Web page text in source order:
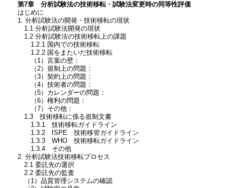
第7章 分析試験法の技術移転・試験法変更時の同等性評価
はじめに
1. 分析試験法の開発・技術移転の現状
1.1 分析試験法開発の現状
1.2 分析試験法の技術移転上の課題
1.2.1 国内での技術移転
1.2.2 国をまたいだ技術移転
（1）言葉の壁：
（2）規制上の問題：
（3）契約上の問題：
（4）技術者の問題：
（5）カレンダーの問題：
（6）権利の問題：
（7）その他：
1.3 技術移転に係る規制文書
1.3.1 技術移転ガイドライン
1.3.2 ISPE 技術移管ガイドライン
1.3.3 WHO 技術移転ガイドライン
1.3.4 その他
2. 分析試験法技術移転プロセス
2.1 委託先の選択
2.2 委託先の監査
（1）品質管理システムの確認